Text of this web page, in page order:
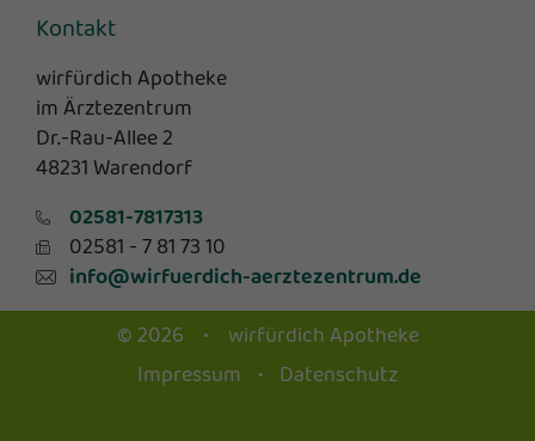
Kontakt
wirfürdich Apotheke
im Ärztezentrum
Dr.-Rau-Allee 2
48231 Warendorf
02581-7817313
02581 - 7 81 73 10
info@wirfuerdich-aerztezentrum.de
© 2026
•
wirfürdich Apotheke
Impressum
Datenschutz